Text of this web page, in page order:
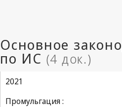
2021
Промульгация :